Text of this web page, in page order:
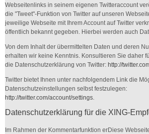
Webseitenlinks in seinem eigenen Twitteraccount
die "Tweet"-Funktion von Twitter auf unseren
jeweilige Webseite mit Ihrem Account auf Twitter
öffentlich bekannt gegeben. Hierbei werden auch
Von dem Inhalt der übermittelten Daten und deren
erhalten wir keine Kenntnis. Konsultieren Sie daher
die Datenschutzerklärung von Twitter: http://
Twitter bietet Ihnen unter nachfolgendem Link die
Datenschutzeinstellungen selbst festzulegen:
http://twitter.com/account/settings
Datenschutzerklärung für die XING-
Im Rahmen der Kommentarfunktion erDiese